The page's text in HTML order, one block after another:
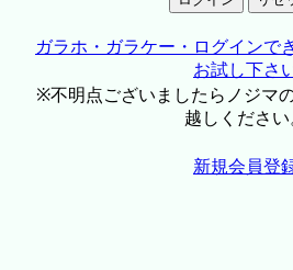
ガラホ・ガラケー・ログインで
お試し下さ
※不明点ございましたらノジマ
越しください
新規会員登